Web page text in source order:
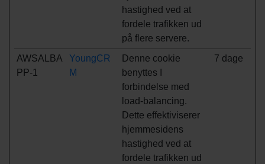
hastighed ved at
fordele trafikken ud
på flere servere.
AWSALBA
PP-1
YoungCR
M
Denne cookie
benyttes I
forbindelse med
load-balancing.
Dette effektiviserer
hjemmesidens
hastighed ved at
fordele trafikken ud
7 dage